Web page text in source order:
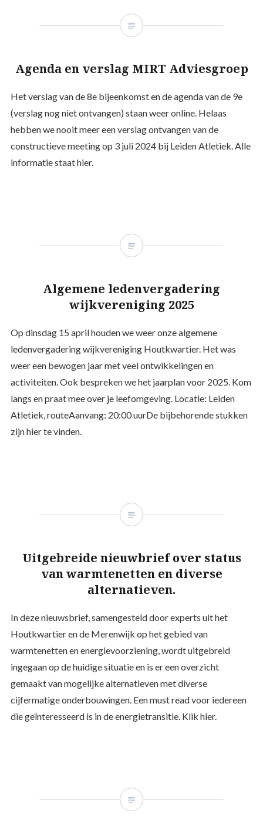
Agenda en verslag MIRT Adviesgroep
Het verslag van de 8e bijeenkomst en de agenda van de 9e
(verslag nog niet ontvangen) staan weer online. Helaas
hebben we nooit meer een verslag ontvangen van de
constructieve meeting op 3 juli 2024 bij Leiden Atletiek. Alle
informatie staat hier.
Algemene ledenvergadering
wijkvereniging 2025
Op dinsdag 15 april houden we weer onze algemene
ledenvergadering wijkvereniging Houtkwartier. Het was
weer een bewogen jaar met veel ontwikkelingen en
activiteiten. Ook bespreken we het jaarplan voor 2025. Kom
langs en praat mee over je leefomgeving. Locatie: Leiden
Atletiek, routeAanvang: 20:00 uurDe bijbehorende stukken
zijn hier te vinden.
Uitgebreide nieuwbrief over status
van warmtenetten en diverse
alternatieven.
In deze nieuwsbrief, samengesteld door experts uit het
Houtkwartier en de Merenwijk op het gebied van
warmtenetten en energievoorziening, wordt uitgebreid
ingegaan op de huidige situatie en is er een overzicht
gemaakt van mogelijke alternatieven met diverse
cijfermatige onderbouwingen. Een must read voor iedereen
die geïnteresseerd is in de energietransitie. Klik hier.